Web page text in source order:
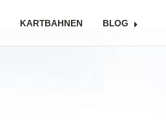
KARTBAHNEN BLOG